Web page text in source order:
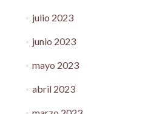
julio 2023
junio 2023
mayo 2023
abril 2023